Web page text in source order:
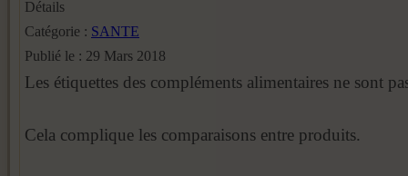
Détails
Catégorie : SANTE
Publié le : 29 Mars 2018
Les étiquettes des compléments alimentaires ne sont
Cela complique les comparaisons entre produits.